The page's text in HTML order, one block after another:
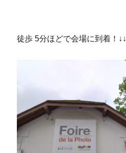
徒歩 5分ほどで会場に到着！↓↓